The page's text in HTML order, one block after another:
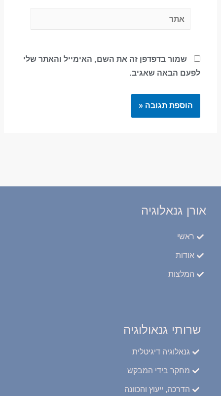
שמור בדפדפן זה את השם, האימייל והאתר שלי
לפעם הבאה שאגיב.
אורן גנאלוגיה
ראשי
אודות
המלצות
שרותי גנאולוגיה
גנאלוגיה דיגיטלית
מחקר בידי המבקש
הדרכה, ייעוץ והכוונה